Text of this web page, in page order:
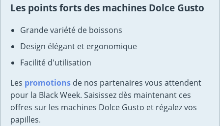
Les points forts des machines Dolce Gusto
Grande variété de boissons
Design élégant et ergonomique
Facilité d'utilisation
Les promotions de nos partenaires vous attendent
pour la Black Week. Saisissez dès maintenant ces
offres sur les machines Dolce Gusto et régalez vos
papilles.